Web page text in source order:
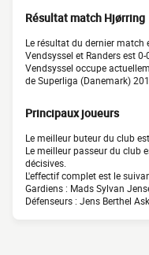
Résultat match Hjørring
Le résultat du dernier
Vendsyssel et Randers est 0-
Vendsyssel occupe
de Superliga (Danemark)
Principaux joueurs
Le meilleur buteur du club
Le meilleur passeur du club
décisives.
L'effectif complet est le
Gardiens : Mads Sylvan
Défenseurs : Jens Berthel